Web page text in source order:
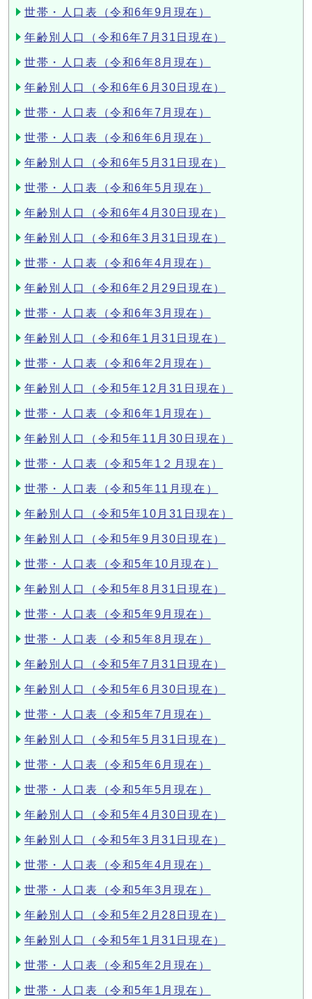
世帯・人口表（令和6年9月現在）
年齢別人口（令和6年7月31日現在）
世帯・人口表（令和6年8月現在）
年齢別人口（令和6年6月30日現在）
世帯・人口表（令和6年7月現在）
世帯・人口表（令和6年6月現在）
年齢別人口（令和6年5月31日現在）
世帯・人口表（令和6年5月現在）
年齢別人口（令和6年4月30日現在）
年齢別人口（令和6年3月31日現在）
世帯・人口表（令和6年4月現在）
年齢別人口（令和6年2月29日現在）
世帯・人口表（令和6年3月現在）
年齢別人口（令和6年1月31日現在）
世帯・人口表（令和6年2月現在）
年齢別人口（令和5年12月31日現在）
世帯・人口表（令和6年1月現在）
年齢別人口（令和5年11月30日現在）
世帯・人口表（令和5年1２月現在）
世帯・人口表（令和5年11月現在）
年齢別人口（令和5年10月31日現在）
年齢別人口（令和5年9月30日現在）
世帯・人口表（令和5年10月現在）
年齢別人口（令和5年8月31日現在）
世帯・人口表（令和5年9月現在）
世帯・人口表（令和5年8月現在）
年齢別人口（令和5年7月31日現在）
年齢別人口（令和5年6月30日現在）
世帯・人口表（令和5年7月現在）
年齢別人口（令和5年5月31日現在）
世帯・人口表（令和5年6月現在）
世帯・人口表（令和5年5月現在）
年齢別人口（令和5年4月30日現在）
年齢別人口（令和5年3月31日現在）
世帯・人口表（令和5年4月現在）
世帯・人口表（令和5年3月現在）
年齢別人口（令和5年2月28日現在）
年齢別人口（令和5年1月31日現在）
世帯・人口表（令和5年2月現在）
世帯・人口表（令和5年1月現在）